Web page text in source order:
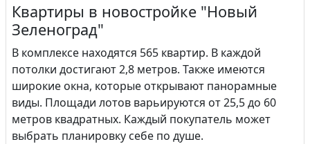
Квартиры в новостройке "Новый
Зеленоград"
В комплексе находятся 565 квартир. В каждой
потолки достигают 2,8 метров. Также имеются
широкие окна, которые открывают панорамные
виды. Площади лотов варьируются от 25,5 до 60
метров квадратных. Каждый покупатель может
выбрать планировку себе по душе.